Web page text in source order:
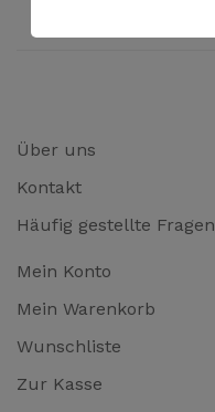
Über uns
Kontakt
Häufig gestellte Fragen
Mein Konto
Mein Warenkorb
Wunschliste
Zur Kasse